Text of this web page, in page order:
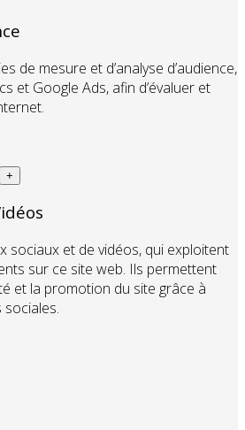
de mesure et d’analyse d’audience,
et Google Ads, afin d’évaluer et
+
sociaux et de vidéos, qui exploitent
sur ce site web. Ils permettent
et la promotion du site grâce à